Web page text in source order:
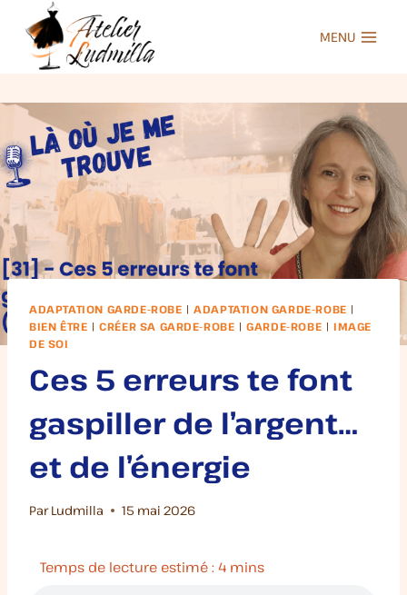
contenu
MENU
ADAPTATION GARDE-ROBE |ADAPTATION GARDE-ROBE |
BIEN ÊTRE |CRÉER SA GARDE-ROBE |GARDE-ROBE |IMAGE
DE SOI
Ces 5 erreurs te font
gaspiller de l’argent…
et de l’énergie
Par Ludmilla 15 mai 2026